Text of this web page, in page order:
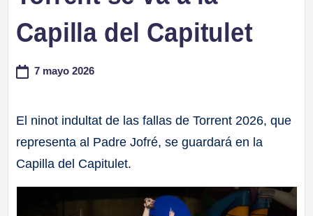
Capilla del Capitulet
7 mayo 2026
El ninot indultat de las fallas de Torrent 2026, que
representa al Padre Jofré, se guardará en la
Capilla del Capitulet.